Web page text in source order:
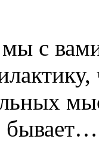
с
бывает…